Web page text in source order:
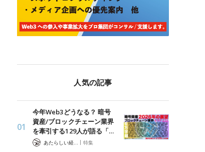
人気の記事
今年Web3どうなる？ 暗号
資産/ブロックチェーン業界
を牽引する129人が語る「…
| 特集